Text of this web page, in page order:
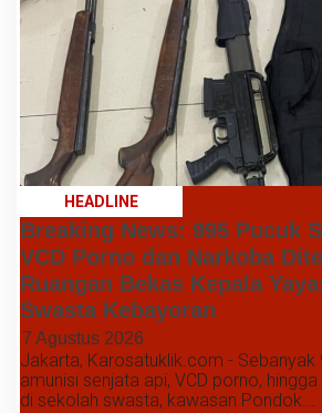
HEADLINE
Breaking News: 995 Pucuk
VCD Porno dan Narkoba
Ruangan Bekas Kepala
Swasta Kebayoran
7 Agustus 2026
Jakarta, Karosatuklik.com - Sebanyak
amunisi senjata api, VCD porno,
di sekolah swasta, kawasan Pondok...